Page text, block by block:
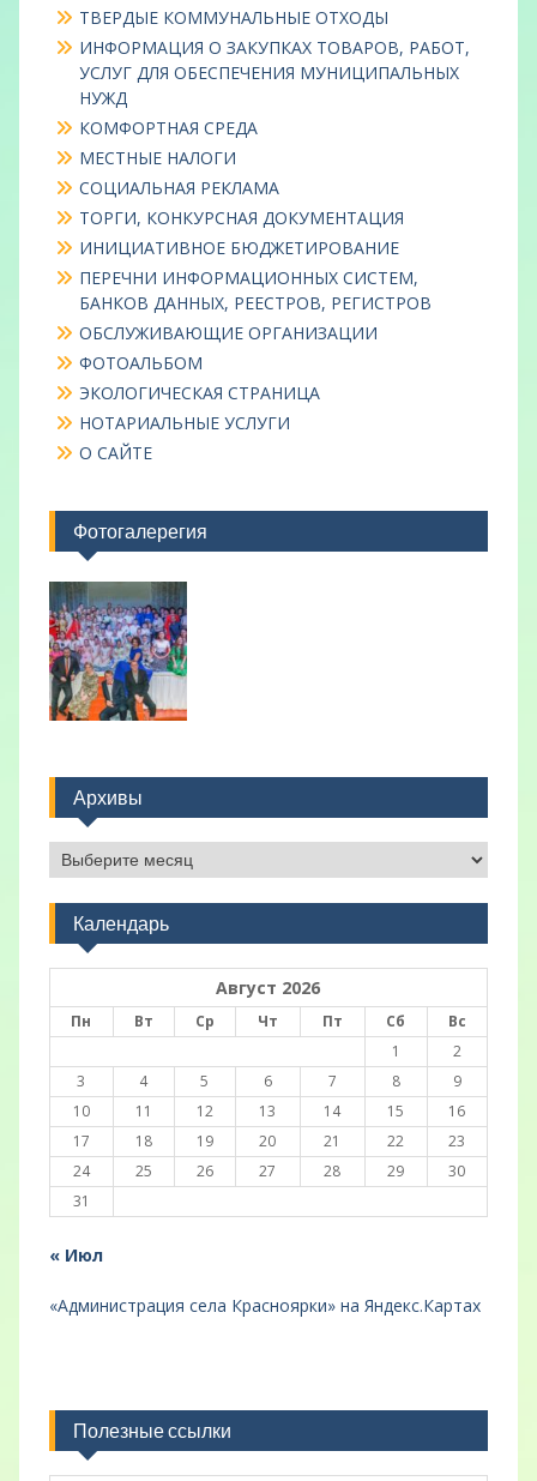
ТВЕРДЫЕ КОММУНАЛЬНЫЕ ОТХОДЫ
ИНФОРМАЦИЯ О ЗАКУПКАХ ТОВАРОВ, РАБОТ,
УСЛУГ ДЛЯ ОБЕСПЕЧЕНИЯ МУНИЦИПАЛЬНЫХ
НУЖД
КОМФОРТНАЯ СРЕДА
МЕСТНЫЕ НАЛОГИ
СОЦИАЛЬНАЯ РЕКЛАМА
ТОРГИ, КОНКУРСНАЯ ДОКУМЕНТАЦИЯ
ИНИЦИАТИВНОЕ БЮДЖЕТИРОВАНИЕ
ПЕРЕЧНИ ИНФОРМАЦИОННЫХ СИСТЕМ,
БАНКОВ ДАННЫХ, РЕЕСТРОВ, РЕГИСТРОВ
ОБСЛУЖИВАЮЩИЕ ОРГАНИЗАЦИИ
ФОТОАЛЬБОМ
ЭКОЛОГИЧЕСКАЯ СТРАНИЦА
НОТАРИАЛЬНЫЕ УСЛУГИ
О САЙТЕ
Фотогалерегия
Архивы
Архивы
Календарь
Август 2026
Пн Вт Ср Чт Пт Сб
Вс
1
2
3
4 5 6 7 8
9
10
11 12 13 14 15
16
17
18 19 20 21 22
23
24
25 26 27 28 29
30
31
« Июл
«Администрация села Красноярки» на Яндекс.Картах
Полезные ссылки